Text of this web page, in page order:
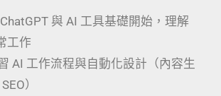
ChatGPT 與 AI 工具基礎開始，理解
工作
AI 工作流程與自動化設計（內容生
）